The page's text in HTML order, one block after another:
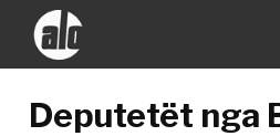
Deputetët nga